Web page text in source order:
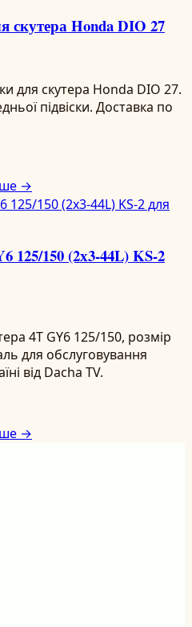
скутера Honda DIO 27
для скутера Honda DIO 27.
підвіски. Доставка по
→
125/150 (2х3-44L) KS-2
4T GY6 125/150, розмір
для обслуговування
від Dacha TV.
→